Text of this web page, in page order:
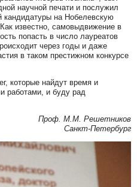
научной печати и послужил
на Нобелевскую
известно, самовыдвижение в
попасть в число лауреатов
через годы и даже
в таком престижном конкурсе
которые найдут время и
работами, и буду рад
Проф. М.М. Решетников
Санкт-Петербург